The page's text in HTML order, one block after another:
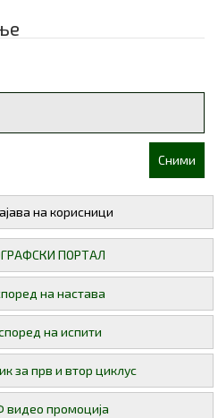
на корисници
ПОРТАЛ
на настава
на испити
за прв и втор циклус
промоција